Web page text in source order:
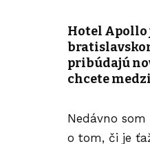
Hotel Apollo
pribúdajú
chcete
Nedávno
o tom, či je